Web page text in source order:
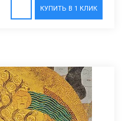
КУПИТЬ В 1 КЛИК